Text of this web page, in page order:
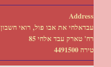
Address
עבדאלחי את אבו פול, רואי חשבון
רח' טארק עבד אלחי 85
טירה 4491500